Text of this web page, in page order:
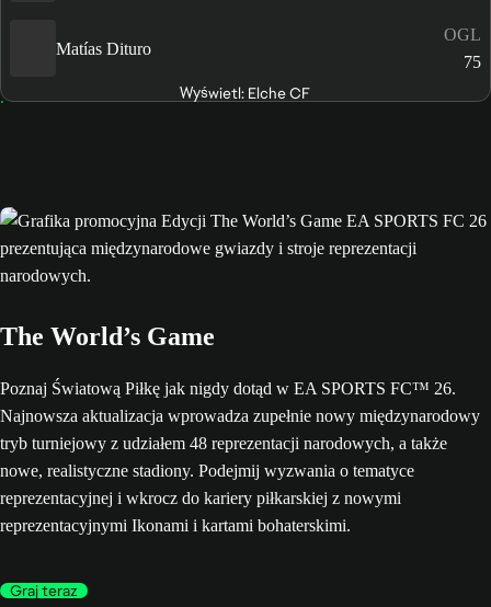
Matías Dituro
OGL
75
Wyświetl: Elche CF
The World’s Game
Poznaj Światową Piłkę jak nigdy dotąd w EA SPORTS FC™ 26.
Najnowsza aktualizacja wprowadza zupełnie nowy międzynarodowy
tryb turniejowy z udziałem 48 reprezentacji narodowych, a także
nowe, realistyczne stadiony. Podejmij wyzwania o tematyce
reprezentacyjnej i wkrocz do kariery piłkarskiej z nowymi
reprezentacyjnymi Ikonami i kartami bohaterskimi.
Graj teraz